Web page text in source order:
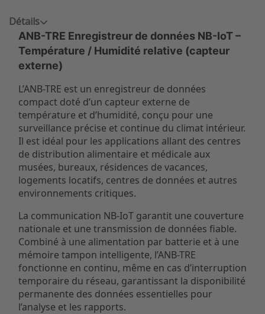
Détails
ANB-TRE Enregistreur de données NB-IoT –
Température / Humidité relative (capteur
externe)
L’ANB-TRE est un enregistreur de données
compact doté d’un capteur externe de
température et d’humidité, conçu pour une
surveillance précise et continue du climat intérieur.
Il est idéal pour les applications allant des centres
de distribution alimentaire et médicale aux
musées, bureaux, résidences de vacances,
logements locatifs, centres de données et autres
environnements critiques.
La communication NB-IoT garantit une couverture
nationale et une transmission de données fiable.
Combiné à une alimentation par batterie et à une
mémoire tampon intelligente, l’ANB-TRE
fonctionne en continu, même en cas d’interruption
temporaire du réseau, garantissant la disponibilité
permanente des données essentielles pour
l’analyse et les rapports.